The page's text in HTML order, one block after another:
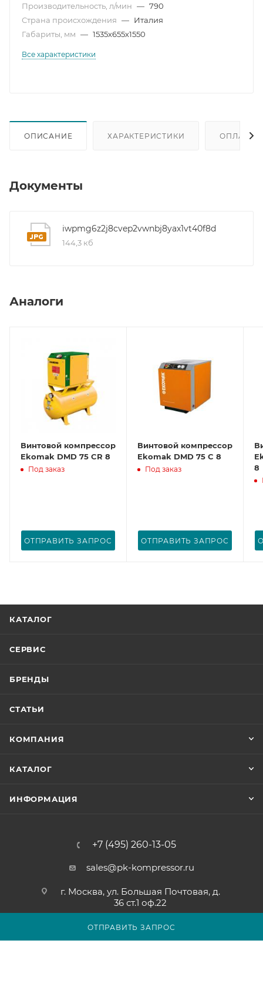
ОТПРАВИТЬ ЗАПРОС
Производительность, л/мин — 790
Страна происхождения — Италия
Габариты, мм — 1535х655х1550
Все характеристики
ОПИСАНИЕ ХАРАКТЕРИСТИКИ ОПЛАТА
Документы
iwpmg6z2j8cvep2vwnbj8yax1vt40f8d
144,3 кб
Аналоги
Винтовой компрессор
Ekomak DMD 75 CR 8
Под заказ
ОТПРАВИТЬ ЗАПРОС
Винтовой компрессор
Ekomak DMD 75 C 8
Под заказ
ОТПРАВИТЬ ЗАПРОС
8
КАТАЛОГ
СЕРВИС
БРЕНДЫ
СТАТЬИ
КОМПАНИЯ
КАТАЛОГ
ИНФОРМАЦИЯ
+7 (495) 260-13-05
sales@pk-kompressor.ru
г. Москва, ул. Большая Почтовая, д.
36 ст.1 оф.22